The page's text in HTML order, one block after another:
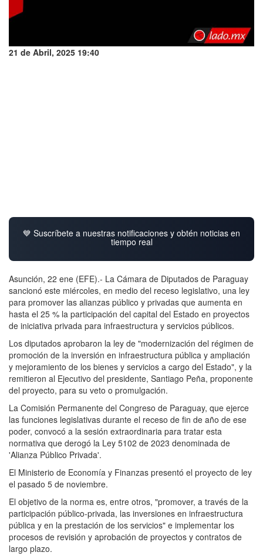
21 de Abril, 2025 19:40
💙 Suscríbete a nuestras notificaciones y obtén noticias en
tiempo real
Asunción, 22 ene (EFE).- La Cámara de Diputados de Paraguay
sancionó este miércoles, en medio del receso legislativo, una ley
para promover las alianzas público y privadas que aumenta en
hasta el 25 % la participación del capital del Estado en proyectos
de iniciativa privada para infraestructura y servicios públicos.
Los diputados aprobaron la ley de "modernización del régimen de
promoción de la inversión en infraestructura pública y ampliación
y mejoramiento de los bienes y servicios a cargo del Estado", y la
remitieron al Ejecutivo del presidente, Santiago Peña, proponente
del proyecto, para su veto o promulgación.
La Comisión Permanente del Congreso de Paraguay, que ejerce
las funciones legislativas durante el receso de fin de año de ese
poder, convocó a la sesión extraordinaria para tratar esta
normativa que derogó la Ley 5102 de 2023 denominada de
'Alianza Público Privada'.
El Ministerio de Economía y Finanzas presentó el proyecto de ley
el pasado 5 de noviembre.
El objetivo de la norma es, entre otros, "promover, a través de la
participación público-privada, las inversiones en infraestructura
pública y en la prestación de los servicios" e implementar los
procesos de revisión y aprobación de proyectos y contratos de
largo plazo.